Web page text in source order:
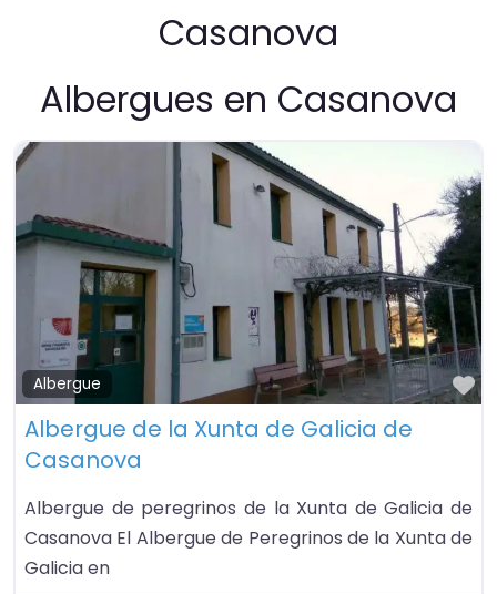
Casanova
Albergues en Casanova
Albergue
Albergue de la Xunta de Galicia de
Casanova
Albergue de peregrinos de la Xunta de Galicia de
Casanova El Albergue de Peregrinos de la Xunta de
Galicia en